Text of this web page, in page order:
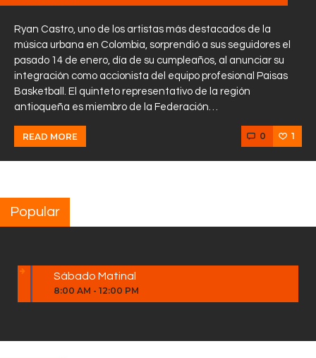
Ryan Castro, uno de los artistas más destacados de la
música urbana en Colombia, sorprendió a sus seguidores el
pasado 14 de enero, día de su cumpleaños, al anunciar su
integración como accionista del equipo profesional Paisas
Basketball. El quinteto representativo de la región
antioqueña es miembro de la Federación…
READ MORE 0 1
Popular
Sábado Matinal
8:00 AM - 12:00 PM